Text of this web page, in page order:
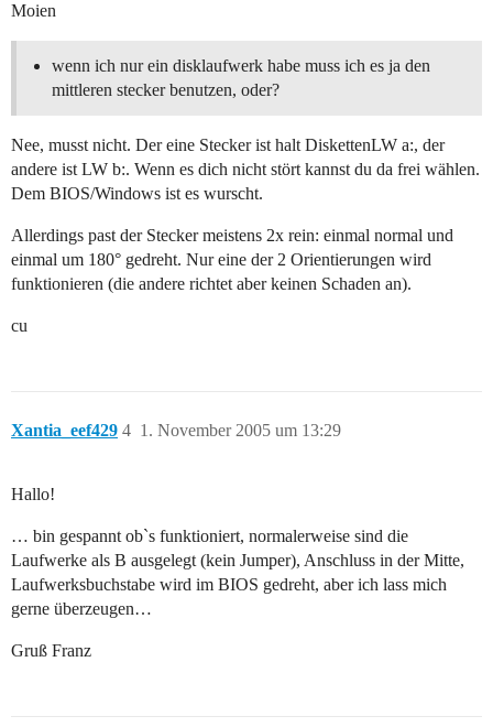
Moien
wenn ich nur ein disklaufwerk habe muss ich es ja den
mittleren stecker benutzen, oder?
Nee, musst nicht. Der eine Stecker ist halt DiskettenLW a:, der
andere ist LW b:. Wenn es dich nicht stört kannst du da frei wählen.
Dem BIOS/Windows ist es wurscht.
Allerdings past der Stecker meistens 2x rein: einmal normal und
einmal um 180° gedreht. Nur eine der 2 Orientierungen wird
funktionieren (die andere richtet aber keinen Schaden an).
cu
Xantia_eef429 1. November 2005 um 13:29
4
Hallo!
… bin gespannt ob`s funktioniert, normalerweise sind die
Laufwerke als B ausgelegt (kein Jumper), Anschluss in der Mitte,
Laufwerksbuchstabe wird im BIOS gedreht, aber ich lass mich
gerne überzeugen…
Gruß Franz